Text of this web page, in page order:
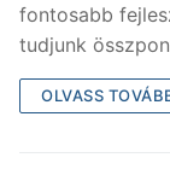
fontosabb
tudjunk
OLVASS